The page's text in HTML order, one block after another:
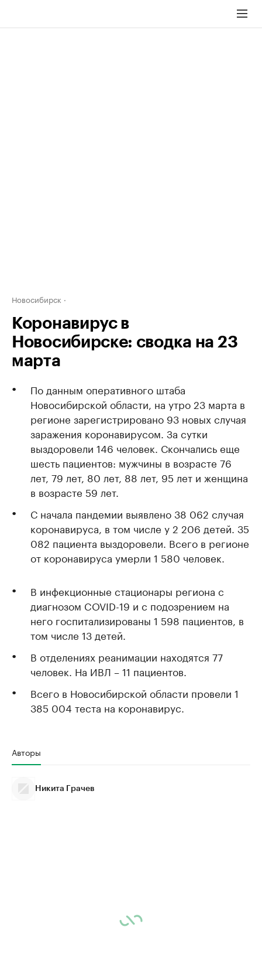
Новосибирск
Коронавирус в
Новосибирске: сводка на 23
марта
По данным оперативного штаба
Новосибирской области, на утро 23 марта в
регионе зарегистрировано 93 новых случая
заражения коронавирусом. За сутки
выздоровели 146 человек. Скончались еще
шесть пациентов: мужчины в возрасте 76
лет, 79 лет, 80 лет, 88 лет, 95 лет и женщина
в возрасте 59 лет.
С начала пандемии выявлено 38 062 случая
коронавируса, в том числе у 2 206 детей. 35
082 пациента выздоровели. Всего в регионе
от коронавируса умерли 1 580 человек.
В инфекционные стационары региона с
диагнозом COVID-19 и с подозрением на
него госпитализированы 1 598 пациентов, в
том числе 13 детей.
В отделениях реанимации находятся 77
человек. На ИВЛ – 11 пациентов.
Всего в Новосибирской области провели 1
385 004 теста на коронавирус.
Авторы
Никита Грачев